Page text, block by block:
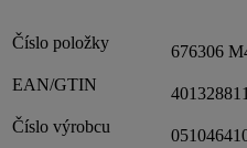
Číslo položky
676306
EAN/GTIN
Číslo výrobcu